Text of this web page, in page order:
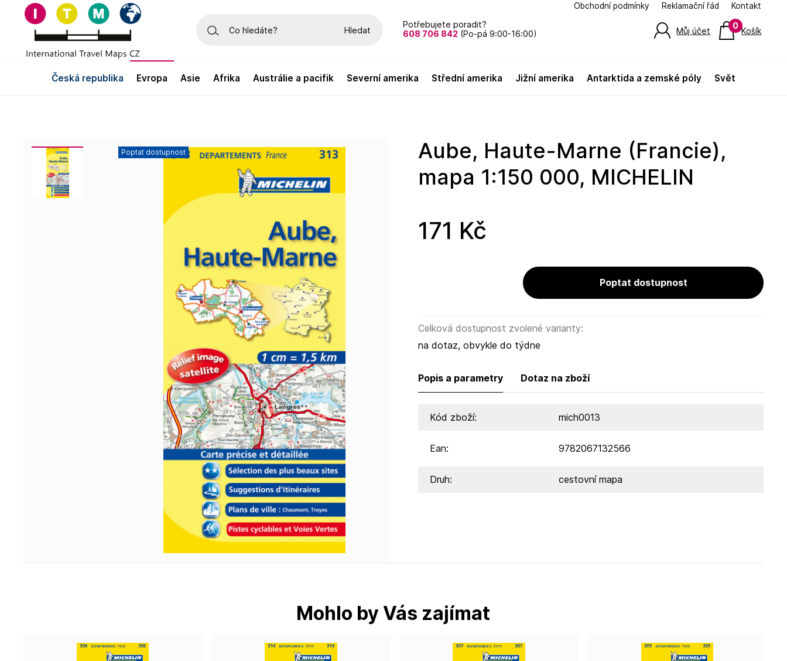
Poptat dostupnost
Aube, Haute-Marne (Francie),
mapa 1:150 000, MICHELIN
171 Kč
Poptat dostupnost
Celková dostupnost zvolené varianty:
na dotaz, obvykle do týdne
Popis a parametry Dotaz na zboží
Kód zboží: mich0013
Ean: 9782067132566
Druh: cestovní mapa
Mohlo by Vás zajímat
Potřebujete poradit?
608 706 842(Po-pá 9:00-16:00)
Obchodní podmínky Reklamační řád Kontakt
Hledat Můj účet Košík
0
česká republika evropa asie afrika austrálie a pacifik severní amerika střední amerika jižní amerika antarktida a zemské póly svět